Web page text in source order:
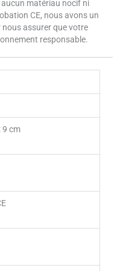
matériau nocif ni
CE, nous avons un
assurer que votre
responsable.
9 cm